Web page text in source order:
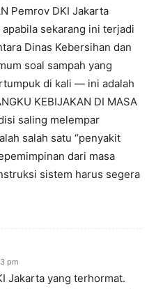
Pemrov DKI Jakarta
sekarang ini terjadi
Dinas Kebersihan dan
soal sampah yang
di kali — ini adalah
KEBIJAKAN DI MASA
saling melempar
salah satu “penyakit
dari masa
sistem harus segera
pm
Jakarta yang terhormat.